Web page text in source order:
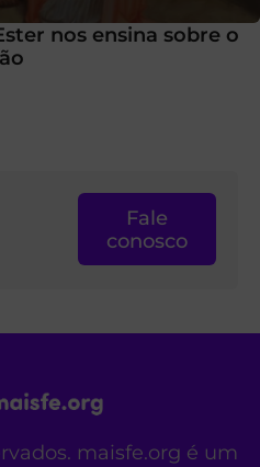
nos ensina sobre o
Fale
conosco
maisfe.org é um